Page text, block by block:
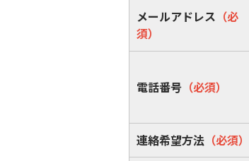
メールアドレス （必
須）
電話番号 （必須）
連絡希望方法 （必須）